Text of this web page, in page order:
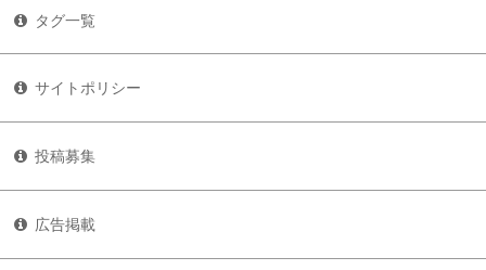
タグ一覧
サイトポリシー
投稿募集
広告掲載